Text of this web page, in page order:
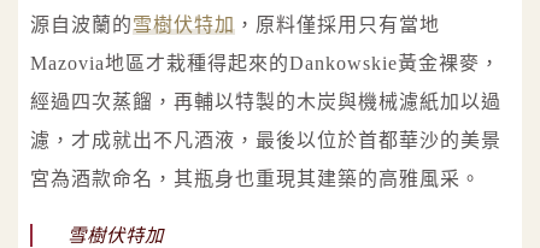
源自波蘭的雪樹伏特加 ，原料僅採用只有當地
Mazovia地區才栽種得起來的Dankowskie黃金裸麥，
經過四次蒸餾，再輔以特製的木炭與機械濾紙加以過
濾，才成就出不凡酒液，最後以位於首都華沙的美景
宮為酒款命名，其瓶身也重現其建築的高雅風采。
雪樹伏特加